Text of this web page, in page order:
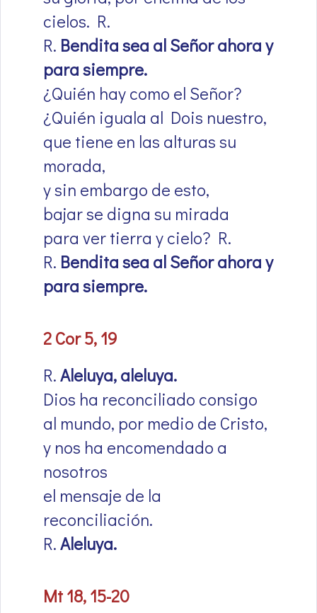
cielos. R.
R. Bendita sea al Señor ahora y
para siempre.
¿Quién hay como el Señor?
¿Quién iguala al Dois nuestro,
que tiene en las alturas su
morada,
y sin embargo de esto,
bajar se digna su mirada
para ver tierra y cielo? R.
R. Bendita sea al Señor ahora y
para siempre.
2 Cor 5, 19
R.Aleluya, aleluya.
Dios ha reconciliado consigo
al mundo, por medio de Cristo,
y nos ha encomendado a
nosotros
el mensaje de la
reconciliación.
R.Aleluya.
Mt 18, 15-20